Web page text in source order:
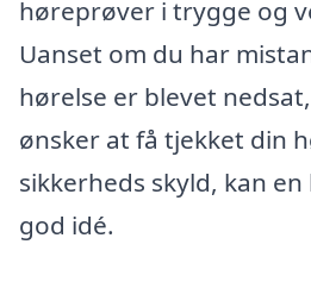
høreprøver i trygge og
Uanset om du har
hørelse er blevet
ønsker at få tjekket din
sikkerheds skyld, kan
god idé.